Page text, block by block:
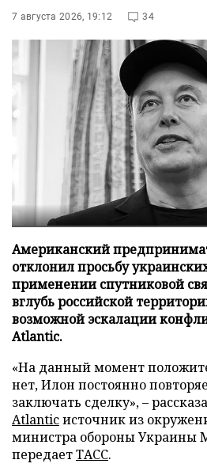
7 августа 2026, 19:12 34
Американский
отклонил просьбу
применении спутниковой
вглубь российской
возможной эскалации
Atlantic.
«На данный момент
нет, Илон постоянно
заключать сделку», –
Atlanticисточник из
министра обороны Украины
передаетТАСС.